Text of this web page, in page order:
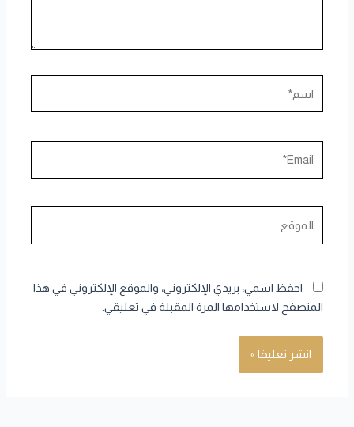
احفظ اسمي، بريدي الإلكتروني، والموقع الإلكتروني في هذا
المتصفح لاستخدامها المرة المقبلة في تعليقي.